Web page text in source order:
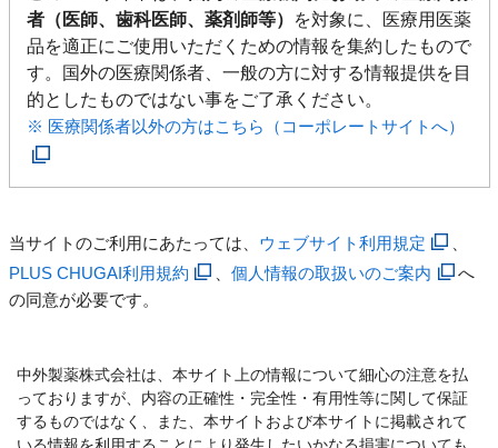
者（医師、歯科医師、薬剤師等）
を対象に、医療用医薬
品を適正にご使用いただくための情報を集約したもので
す。国外の医療関係者、一般の方に対する情報提供を目
的としたものではない事をご了承ください。
※ 医療関係者以外の方はこちら（コーポレートサイトへ）
当サイトのご利用にあたっては、 ウェブサイト利用規定
PLUS CHUGAI利用規約
、個人情報の取扱いのご案内
へ
の同意が必要です。
中外製薬株式会社は、本サイト上の情報について細心の注意を払
っておりますが、内容の正確性・完全性・有用性等に関して保証
するものではなく、また、本サイトおよび本サイトに掲載されて
いる情報を利用することにより発生したいかなる損害についても